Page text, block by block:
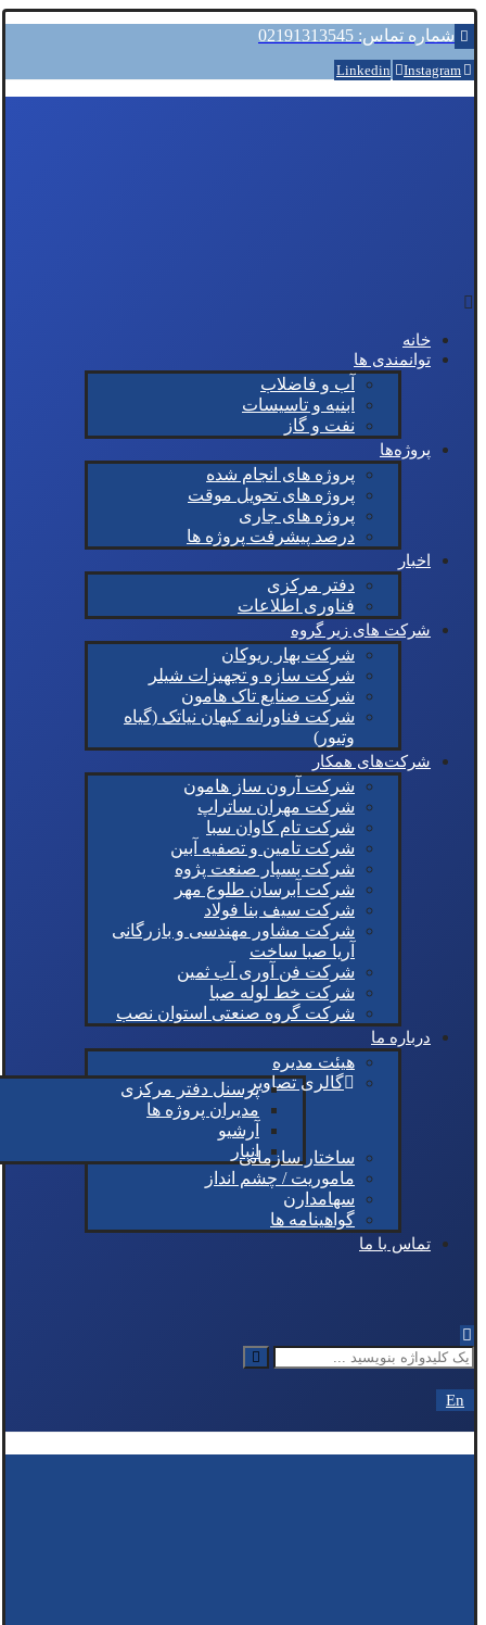
شماره تماس: 02191313545
Linkedin Instagram
خانه
توانمندی ها
آب و فاضلاب
ابنیه و تاسیسات
نفت و گاز
پروژه‌ها
پروژه های انجام شده
پروژه های تحویل موقت
پروژه های جاری
درصد پیشرفت پروژه ها
اخبار
دفتر مرکزی
فناوری اطلاعات
شرکت های زیر گروه
شرکت بهار ریوکان
شرکت سازه و تجهیزات شیلر
شرکت صنایع تاک هامون
شرکت فناورانه کیهان نیاتک (گیاه
وتیور)
شرکت‌های همکار
شرکت آرون ساز هامون
شرکت مهران ساتراپ
شرکت تام کاوان سبا
شرکت تامین و تصفیه آبین
شرکت بسپار صنعت پژوه
شرکت آبرسان طلوع مهر
شرکت سیف بنا فولاد
شرکت مشاور مهندسی و بازرگانی
آریا صبا ساخت
شرکت فن آوری آب ثمین
شرکت خط لوله صبا
شرکت گروه صنعتی استوان نصب
درباره ما
هیئت مدیره
گالری تصاویرپرسنل دفتر مرکزی
مدیران پروژه ها
آرشیو
انبار
ساختار سازمانی
ماموریت / چشم انداز
سهامدارن
گواهینامه ها
تماس با ما
En